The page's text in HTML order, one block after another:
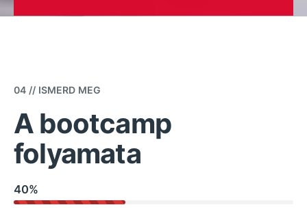
04 // ISMERD MEG
A bootcamp
folyamata
40%